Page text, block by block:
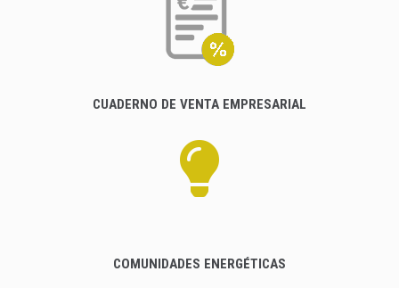
CUADERNO DE VENTA EMPRESARIAL
COMUNIDADES ENERGÉTICAS